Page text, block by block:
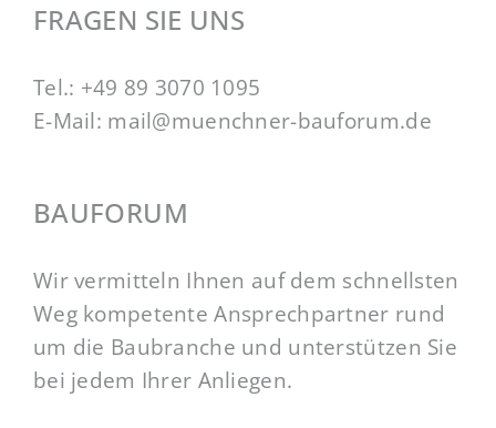
FRAGEN SIE UNS
Tel.: +49 89 3070 1095
E-Mail: mail@muenchner-bauforum.de
BAUFORUM
Wir vermitteln Ihnen auf dem schnellsten
Weg kompetente Ansprechpartner rund
um die Baubranche und unterstützen Sie
bei jedem Ihrer Anliegen.